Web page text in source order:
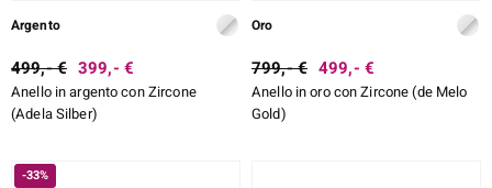
Argento
499,- € 399,- €
Anello in argento con Zircone
(Adela Silber)
Oro
799,- € 499,- €
Anello in oro con Zircone (de Melo
Gold)
-33%